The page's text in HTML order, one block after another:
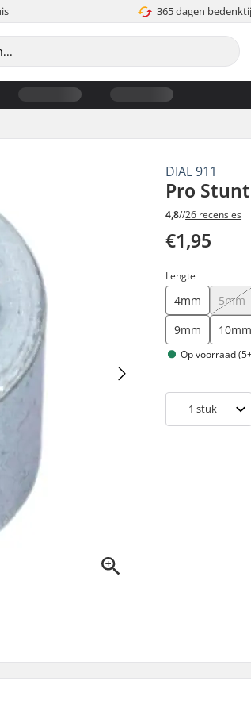
365 dagen
DIAL 911
Pro
4,8//26 recensies
€1,95
Lengte
4mm 5mm
9mm
10mm
Op voorraad
1 stuk